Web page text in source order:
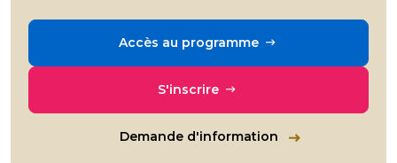
Accès au programme
S'inscrire
Demande d'information